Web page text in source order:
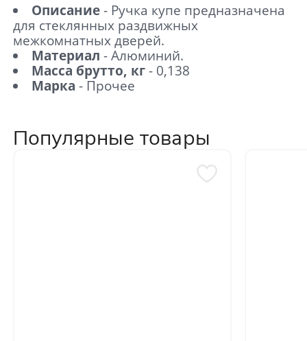
Описание- Ручка купе предназначена
для стеклянных раздвижных
межкомнатных дверей.
Материал - Алюминий.
Масса брутто, кг- 0,138
Марка - Прочее
Популярные товары